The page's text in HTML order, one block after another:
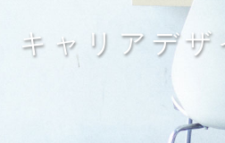
キャリアデザ